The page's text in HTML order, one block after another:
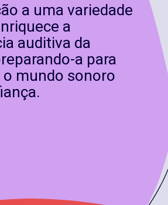
a uma variedade
a
auditiva da
a para
mundo sonoro